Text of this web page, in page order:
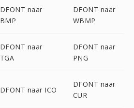
DFONT naar
BMP
DFONT naar
WBMP
DFONT naar
TGA
DFONT naar
PNG
DFONT naar ICO
DFONT naar
CUR